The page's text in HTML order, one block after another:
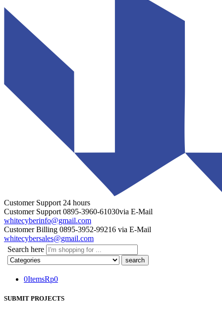
Customer Support 24 hours
Customer Support 0895-3960-61030via E-Mail
whitecyberinfo@gmail.com
Customer Billing 0895-3952-99216 via E-Mail
whitecybersales@gmail.com
Search here
0ItemsRp0
SUBMIT PROJECTS